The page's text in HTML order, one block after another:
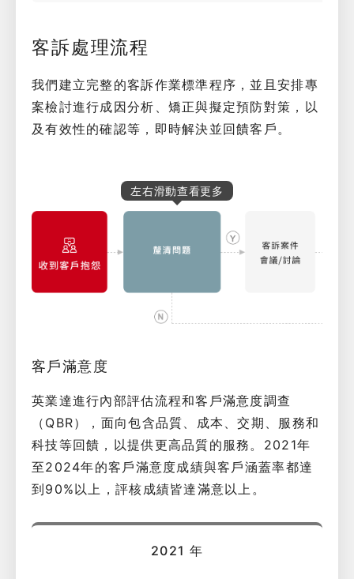
客訴處理流程
我們建立完整的客訴作業標準程序，並且安排專
案檢討進行成因分析、矯正與擬定預防對策，以
及有效性的確認等，即時解決並回饋客戶。
左右滑動查看更多
客戶滿意度
英業達進行內部評估流程和客戶滿意度調查
（QBR），面向包含品質、成本、交期、服務和
科技等回饋，以提供更高品質的服務。2021年
至2024年的客戶滿意度成績與客戶涵蓋率都達
到90%以上，評核成績皆達滿意以上。
2021 年